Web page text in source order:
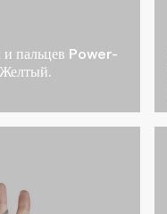
и пальцев Power-